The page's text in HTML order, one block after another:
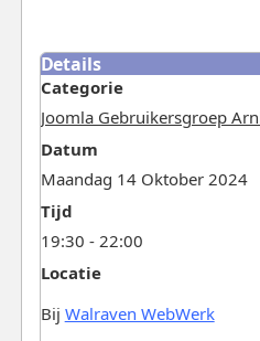
Details
Categorie
Joomla Gebruikersgroep
Datum
Maandag 14 Oktober 2024
Tijd
19:30 - 22:00
Locatie
Bij Walraven WebWerk